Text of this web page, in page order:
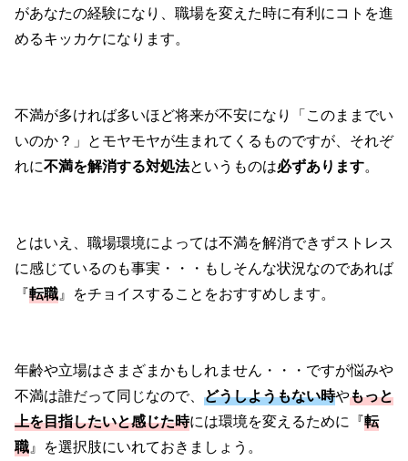
があなたの経験になり、職場を変えた時に有利にコトを進
めるキッカケになります。
不満が多ければ多いほど将来が不安になり「このままでい
いのか？」とモヤモヤが生まれてくるものですが、それぞ
れに不満を解消する対処法というものは必ずあります。
とはいえ、職場環境によっては不満を解消できずストレス
に感じているのも事実・・・もしそんな状況なのであれば
『転職』をチョイスすることをおすすめします。
年齢や立場はさまざまかもしれません・・・ですが悩みや
不満は誰だって同じなので、 どうしようもない時やもっと
上を目指したいと感じた時には環境を変えるために『転
職』を選択肢にいれておきましょう。